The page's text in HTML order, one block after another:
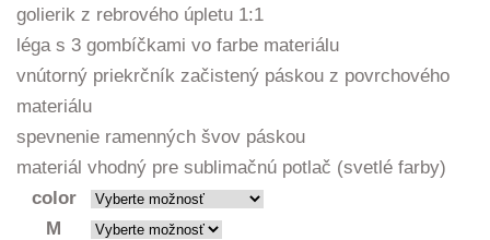
17,86 €
golierik z rebrového úpletu 1:1
léga s 3 gombíčkami vo farbe materiálu
vnútorný priekrčník začistený páskou z povrchového
materiálu
spevnenie ramenných švov páskou
materiál vhodný pre sublimačnú potlač (svetlé farby)
color
M